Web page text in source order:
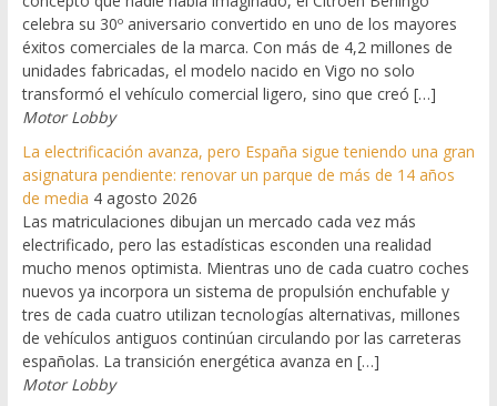
celebra su 30º aniversario convertido en uno de los mayores
éxitos comerciales de la marca. Con más de 4,2 millones de
unidades fabricadas, el modelo nacido en Vigo no solo
transformó el vehículo comercial ligero, sino que creó […]
Motor Lobby
La electrificación avanza, pero España sigue teniendo una gran
asignatura pendiente: renovar un parque de más de 14 años
de media 4 agosto 2026
Las matriculaciones dibujan un mercado cada vez más
electrificado, pero las estadísticas esconden una realidad
mucho menos optimista. Mientras uno de cada cuatro coches
nuevos ya incorpora un sistema de propulsión enchufable y
tres de cada cuatro utilizan tecnologías alternativas, millones
de vehículos antiguos continúan circulando por las carreteras
españolas. La transición energética avanza en […]
Motor Lobby